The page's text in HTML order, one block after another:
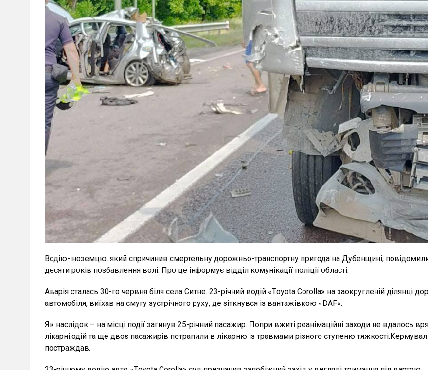
Водію-іноземцю, який спричинив смертельну дорожньо-транспортну пригода на Дубенщині,
десяти років позбавлення волі. Про це інформує відділ комунікації поліції області.
Аварія сталась 30-го червня біля села Ситне. 23-річний водій «Тoyota Corolla» на заокругленій ділянці
автомобіля, виїхав на смугу зустрічного руху, де зіткнувся із вантажівкою «DAF».
Як наслідок – на місці події загинув 25-річний пасажир. Попри вжиті реанімаційні заходи не вдалось
лікарні.одій та ще двоє пасажирів потрапили в лікарню із травмами різного ступеню
постраждав.